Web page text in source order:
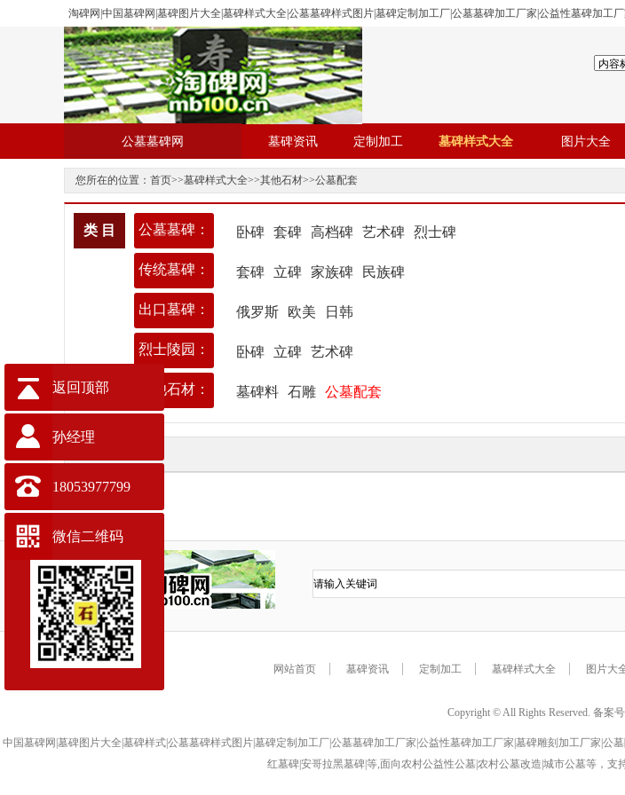
淘碑网|中国墓碑网|墓碑图片大全|墓碑样式大全|公墓墓碑样式图片|墓碑定制加工厂|公墓墓碑加工厂家|公益性墓碑加工
公墓墓碑网 墓碑资讯 定制加工 墓碑样式大全 图片大全
您所在的位置： 首页>>墓碑样式大全>>其他石材>>公墓配套
类 目 公墓墓碑： 卧碑 套碑 高档碑 艺术碑 烈士碑
传统墓碑： 套碑 立碑 家族碑 民族碑
出口墓碑： 俄罗斯 欧美 日韩
烈士陵园： 卧碑 立碑 艺术碑
其他石材： 墓碑料 石雕 公墓配套
网站首页 墓碑资讯 定制加工 墓碑样式大全 图片大
Copyright © All Rights Reserved. 备案号
中国墓碑网|墓碑图片大全|墓碑样式|公墓墓碑样式图片|墓碑定制加工厂|公墓墓碑加工厂家|公益性墓碑加工厂家|墓碑雕刻加工厂家|
红墓碑|安哥拉黑墓碑|等,面向农村公益性公墓|农村公墓改造|城市公墓等，
返回顶部
孙经理
18053977799
微信二维码